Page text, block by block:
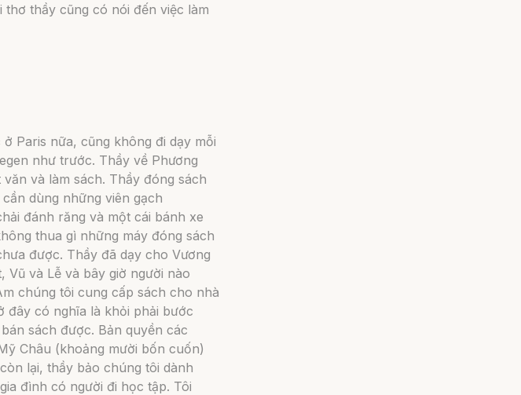
thơ thầy cũng có nói đến việc làm
Paris nữa, cũng không đi dạy mỗi
như trước. Thầy về Phương
và làm sách. Thầy đóng sách
dùng những viên gạch
đánh răng và một cái bánh xe
thua gì những máy đóng sách
được. Thầy đã dạy cho Vương
và Lễ và bây giờ người nào
chúng tôi cung cấp sách cho nhà
đây có nghĩa là khỏi phải bước
sách được. Bản quyền các
Châu (khoảng mười bốn cuốn)
lại, thầy bảo chúng tôi dành
đình có người đi học tập. Tôi